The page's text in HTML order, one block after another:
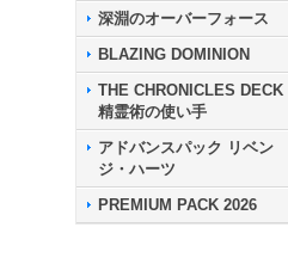
深淵のオーバーフォース
BLAZING DOMINION
THE CHRONICLES DECK
精霊術の使い手
アドバンスパック リベン
ジ・ハーツ
PREMIUM PACK 2026